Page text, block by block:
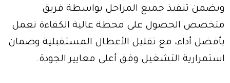
ويضمن تنفيذ جميع المراحل بواسطة فريق
متخصص الحصول على محطة عالية الكفاءة تعمل
بأفضل أداء، مع تقليل الأعطال المستقبلية وضمان
استمرارية التشغيل وفق أعلى معايير الجودة.